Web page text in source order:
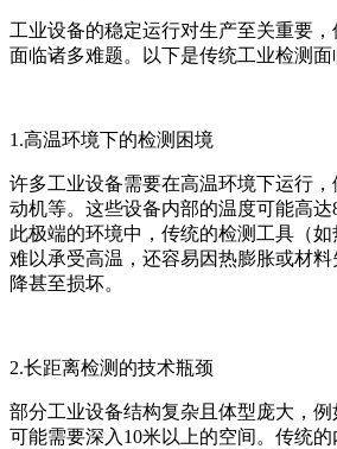
工业设备的稳定运行对生产至关重要
面临诸多难题。以下是传统工业检测面
1.高温环境下的检测困境
许多工业设备需要在高温环境下运行
动机等。这些设备内部的温度可能高
此极端的环境中，传统的检测工具（
难以承受高温，还容易因热膨胀或材
降甚至损坏。
2.长距离检测的技术瓶颈
部分工业设备结构复杂且体型庞大，
可能需要深入10米以上的空间。传统